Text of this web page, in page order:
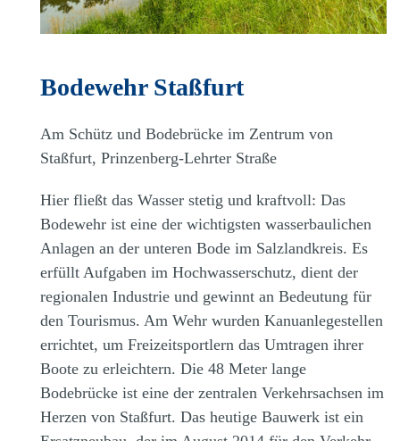
Bodewehr Staßfurt
Am Schütz und Bodebrücke im Zentrum von
Staßfurt, Prinzenberg-Lehrter Straße
Hier fließt das Wasser stetig und kraftvoll: Das
Bodewehr ist eine der wichtigsten wasserbaulichen
Anlagen an der unteren Bode im Salzlandkreis. Es
erfüllt Aufgaben im Hochwasserschutz, dient der
regionalen Industrie und gewinnt an Bedeutung für
den Tourismus. Am Wehr wurden Kanuanlegestellen
errichtet, um Freizeitsportlern das Umtragen ihrer
Boote zu erleichtern. Die 48 Meter lange
Bodebrücke ist eine der zentralen Verkehrsachsen im
Herzen von Staßfurt. Das heutige Bauwerk ist ein